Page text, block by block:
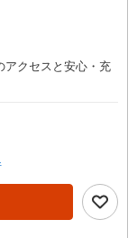
アクセスと安心・充